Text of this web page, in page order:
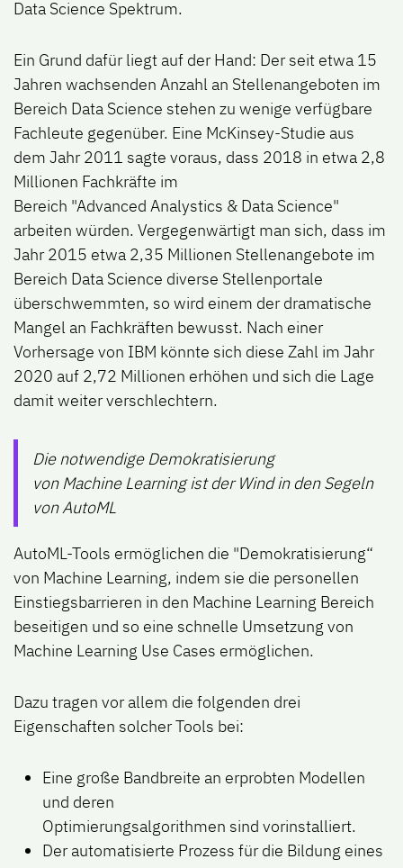
Data Science Spektrum.
Ein Grund dafür liegt auf der Hand: Der seit etwa 15
Jahren wachsenden Anzahl an Stellenangeboten im
Bereich Data Science stehen zu wenige verfügbare
Fachleute gegenüber. Eine McKinsey-Studie aus
dem Jahr 2011 sagte voraus, dass 2018 in etwa 2,8
Millionen Fachkräfte im
Bereich "Advanced Analystics & Data Science"
arbeiten würden. Vergegenwärtigt man sich, dass im
Jahr 2015 etwa 2,35 Millionen Stellenangebote im
Bereich Data Science diverse Stellenportale
überschwemmten, so wird einem der dramatische
Mangel an Fachkräften bewusst. Nach einer
Vorhersage von IBM könnte sich diese Zahl im Jahr
2020 auf 2,72 Millionen erhöhen und sich die Lage
damit weiter verschlechtern.
Die notwendige Demokratisierung
von Machine Learning ist der Wind in den Segeln
von AutoML
AutoML-Tools ermöglichen die "Demokratisierung“
von Machine Learning, indem sie die personellen
Einstiegsbarrieren in den Machine Learning Bereich
beseitigen und so eine schnelle Umsetzung von
Machine Learning Use Cases ermöglichen.
Dazu tragen vor allem die folgenden drei
Eigenschaften solcher Tools bei:
Eine große Bandbreite an erprobten Modellen
und deren
Optimierungsalgorithmen sind vorinstalliert.
Der automatisierte Prozess für die Bildung eines